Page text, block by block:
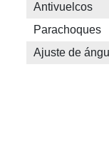
Antivuelcos
Parachoques
Ajuste de